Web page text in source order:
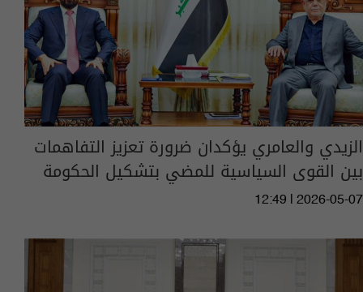
الزيدي والعامري يؤكدان ضرورة تعزيز التفاهمات
بين القوى السياسية للمضي بتشكيل الحكومة
12:49 | 2026-05-07